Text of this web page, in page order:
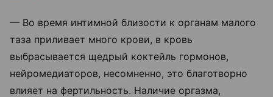
— Во время интимной близости к органам малого
таза приливает много крови, в кровь
выбрасывается щедрый коктейль гормонов,
нейромедиаторов, несомненно, это благотворно
влияет на фертильность. Наличие оргазма,